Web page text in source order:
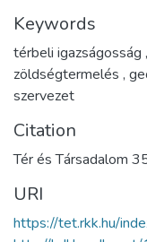
Keywords
térbeli igazságosság ,
zöldségtermelés ,
szervezet
Citation
Tér és Társadalom
URI
https://tet.rkk.hu/